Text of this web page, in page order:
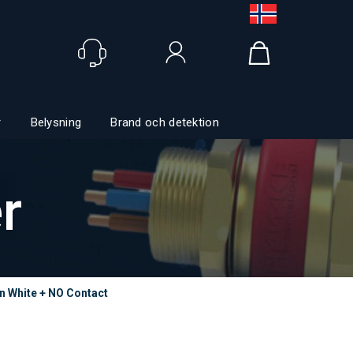
Belysning Brand och detektion
White + NO Contact